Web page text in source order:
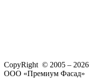
CopyRight © 2005 – 2026
ООО «Премиум Фасад»